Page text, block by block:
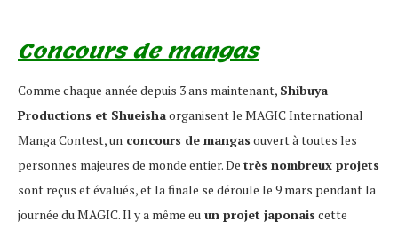
Concours de mangas
Comme chaque année depuis 3 ans maintenant, Shibuya
Productions et Shueishaorganisent le MAGIC International
Manga Contest, un concours de mangas ouvert à toutes les
personnes majeures de monde entier. De très nombreux projets
sont reçus et évalués, et la finale se déroule le 9 mars pendant la
journée du MAGIC. Il y a même eu un projet japonais cette